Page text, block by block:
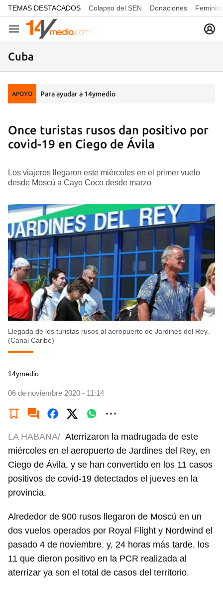
common.go-to-content
TEMAS DESTACADOS Colapso del SEN Donaciones
Navegación
Cuba
APOYO Para ayudar a 14ymedio
Once turistas rusos dan positivo por
covid-19 en Ciego de Ávila
Los viajeros llegaron este miércoles en el primer vuelo
desde Moscú a Cayo Coco desde marzo
Llegada de los turistas rusos al aeropuerto de Jardines del Rey.
(Canal Caribe)
14ymedio
06 de noviembre 2020 - 11:14
LA HABANA/ Aterrizaron la madrugada de este
miércoles en el aeropuerto de Jardines del Rey, en
Ciego de Ávila, y se han convertido en los 11 casos
positivos de covid-19 detectados el jueves en la
provincia.
Alrededor de 900 rusos llegaron de Moscú en un
dos vuelos operados por Royal Flight y Nordwind el
pasado 4 de noviembre. y, 24 horas más tarde, los
11 que dieron positivo en la PCR realizada al
aterrizar ya son el total de casos del territorio.